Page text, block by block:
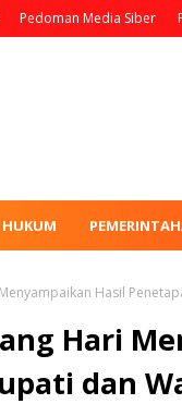
Pedoman Media Siber
HUKUM
Hasil
Hari
dan